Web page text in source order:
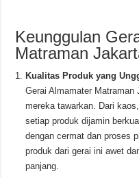
Keunggulan
Matraman
Kualitas Produk yang
Gerai Almamater
mereka tawarkan. Dari
setiap produk dijamin
dengan cermat dan proses
produk dari gerai ini awet
panjang.